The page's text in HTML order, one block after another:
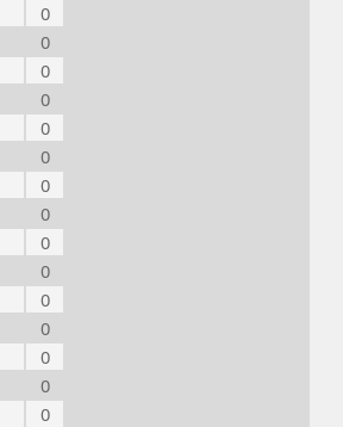
0
0
0
0
0
0
0
0
0
0
0
0
0
0
0